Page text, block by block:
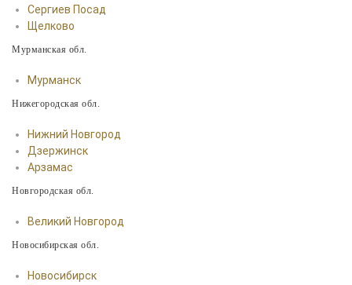
Сергиев Посад
Щелково
Мурманская обл.
Мурманск
Нижегородская обл.
Нижний Новгород
Дзержинск
Арзамас
Новгородская обл.
Великий Новгород
Новосибирская обл.
Новосибирск